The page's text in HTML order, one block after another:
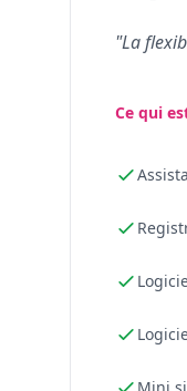
"La
Ce qui